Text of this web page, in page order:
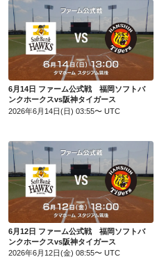
6月14日 ファーム公式戦 福岡ソフトバンクホークスvs阪神タイガース
6月14日 ファーム公式戦 福岡ソフトバ
ンクホークスvs阪神タイガース
2026年6月14日(日) 03:55〜 UTC
6月12日 ファーム公式戦 福岡ソフトバンクホークスvs阪神タイガース
6月12日 ファーム公式戦 福岡ソフトバ
ンクホークスvs阪神タイガース
2026年6月12日(金) 08:55〜 UTC